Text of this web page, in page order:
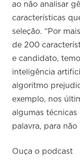
ao não analisar
características
seleção. “Por
de 200
e candidato,
inteligência
algoritmo
exemplo, nos
algumas técnicas
palavra, para não
Ouça o podcast